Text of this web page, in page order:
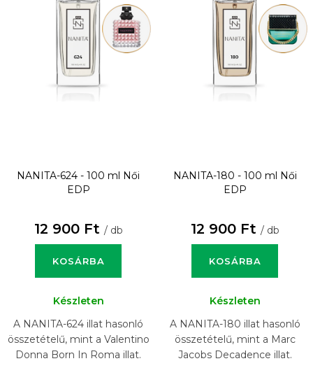
NANITA-624 - 100 ml
Női
EDP
12 900 Ft / db
KOSÁRBA
Készleten
A NANITA-624 illat hasonló
összetételű, mint a Valentino
Donna Born In Roma illat.
NANITA-180 - 100 ml
Női
EDP
12 900 Ft / db
KOSÁRBA
Készleten
A NANITA-180 illat hasonló
összetételű, mint a Marc
Jacobs Decadence illat.